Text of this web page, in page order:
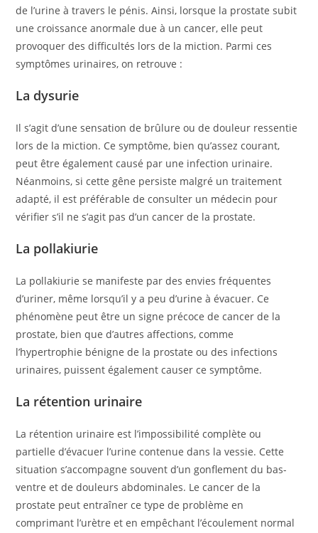
de l’urine à travers le pénis. Ainsi, lorsque la prostate subit
une croissance anormale due à un cancer, elle peut
provoquer des difficultés lors de la miction. Parmi ces
symptômes urinaires, on retrouve :
La dysurie
Il s’agit d’une sensation de brûlure ou de douleur ressentie
lors de la miction. Ce symptôme, bien qu’assez courant,
peut être également causé par une infection urinaire.
Néanmoins, si cette gêne persiste malgré un traitement
adapté, il est préférable de consulter un médecin pour
vérifier s’il ne s’agit pas d’un cancer de la prostate.
La pollakiurie
La pollakiurie se manifeste par des envies fréquentes
d’uriner, même lorsqu’il y a peu d’urine à évacuer. Ce
phénomène peut être un signe précoce de cancer de la
prostate, bien que d’autres affections, comme
l’hypertrophie bénigne de la prostate ou des infections
urinaires, puissent également causer ce symptôme.
La rétention urinaire
La rétention urinaire est l’impossibilité complète ou
partielle d’évacuer l’urine contenue dans la vessie. Cette
situation s’accompagne souvent d’un gonflement du bas-
ventre et de douleurs abdominales. Le cancer de la
prostate peut entraîner ce type de problème en
comprimant l’urètre et en empêchant l’écoulement normal